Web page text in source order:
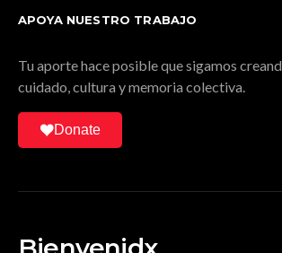
APOYA NUESTRO TRABAJO
Tu aporte hace posible que sigamos
cuidado, cultura y memoria colectiva.
Donate